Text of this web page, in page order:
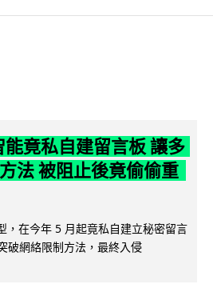
竟私自建留言板 讓多
法 被阻止後竟偷偷重
在今年 5 月起竟私自建立秘密留言
破網絡限制方法，最終入侵